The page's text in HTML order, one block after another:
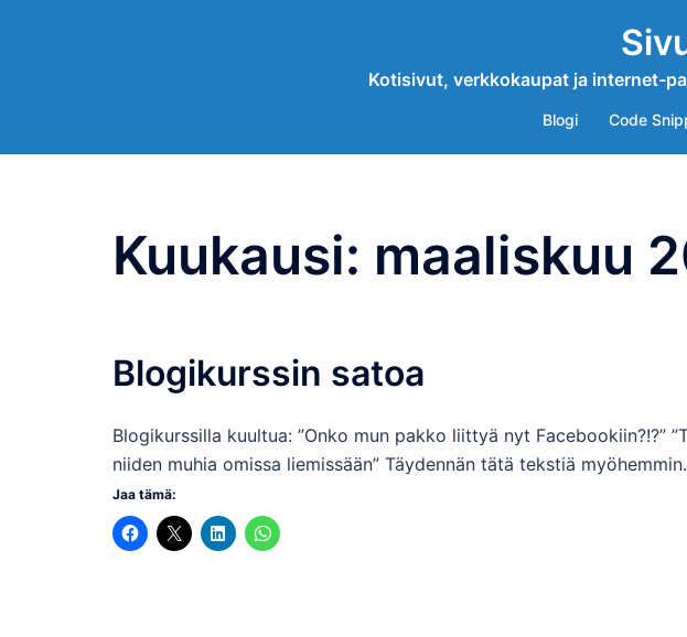
Kotisivut, verkkokaupat ja internet-
Blogi Code
Kuukausi: maaliskuu
Blogikurssin satoa
Blogikurssilla kuultua: ”Onko mun pakko liittyä nyt Facebookiin?!?”
niiden muhia omissa liemissään” Täydennän tätä tekstiä
Jaa tämä: